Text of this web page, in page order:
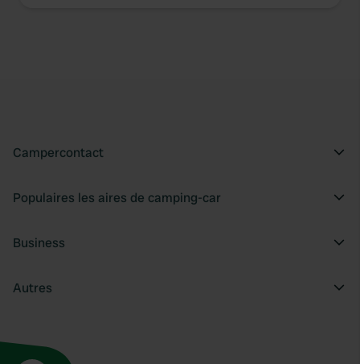
Campercontact
Populaires les aires de camping-car
Business
Autres